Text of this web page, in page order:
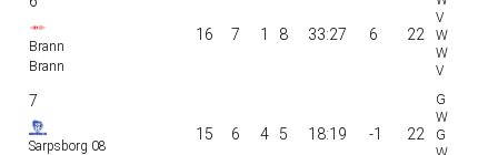
Brann
Brann
16 7 1 8 33:27 6 22
7
Sarpsborg 08
15 6 4 5 18:19 -1 22